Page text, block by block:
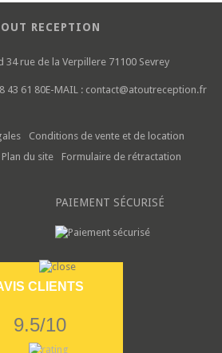
RECEPTION
34 rue de la Verpillere 71100 Sevrey
43 61 80E-MAIL : contact@atoutreception.fr
Conditions de vente et de location
Plan du site Formulaire de rétractation
PAIEMENT SÉCURISÉ
CLIENTS
9.5/10